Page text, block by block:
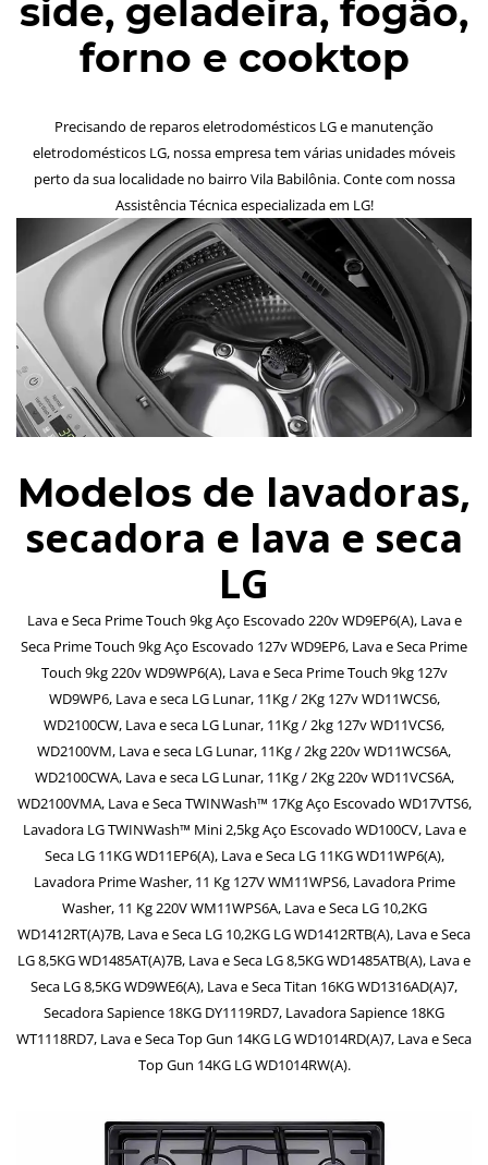
side, geladeira, fogão,
forno e cooktop
Precisando de reparos eletrodomésticos LG e manutenção
eletrodomésticos LG, nossa empresa tem várias unidades móveis
perto da sua localidade no bairro Vila Babilônia. Conte com nossa
Assistência Técnica especializada em LG!
Modelos de lavadoras,
secadora e lava e seca
LG
Lava e Seca Prime Touch 9kg Aço Escovado 220v WD9EP6(A), Lava e
Seca Prime Touch 9kg Aço Escovado 127v WD9EP6, Lava e Seca Prime
Touch 9kg 220v WD9WP6(A), Lava e Seca Prime Touch 9kg 127v
WD9WP6, Lava e seca LG Lunar, 11Kg / 2Kg 127v WD11WCS6,
WD2100CW, Lava e seca LG Lunar, 11Kg / 2kg 127v WD11VCS6,
WD2100VM, Lava e seca LG Lunar, 11Kg / 2kg 220v WD11WCS6A,
WD2100CWA, Lava e seca LG Lunar, 11Kg / 2Kg 220v WD11VCS6A,
WD2100VMA, Lava e Seca TWINWash™ 17Kg Aço Escovado WD17VTS6,
Lavadora LG TWINWash™ Mini 2,5kg Aço Escovado WD100CV, Lava e
Seca LG 11KG WD11EP6(A), Lava e Seca LG 11KG WD11WP6(A),
Lavadora Prime Washer, 11 Kg 127V WM11WPS6, Lavadora Prime
Washer, 11 Kg 220V WM11WPS6A, Lava e Seca LG 10,2KG
WD1412RT(A)7B, Lava e Seca LG 10,2KG LG WD1412RTB(A), Lava e Seca
LG 8,5KG WD1485AT(A)7B, Lava e Seca LG 8,5KG WD1485ATB(A), Lava e
Seca LG 8,5KG WD9WE6(A), Lava e Seca Titan 16KG WD1316AD(A)7,
Secadora Sapience 18KG DY1119RD7, Lavadora Sapience 18KG
WT1118RD7, Lava e Seca Top Gun 14KG LG WD1014RD(A)7, Lava e Seca
Top Gun 14KG LG WD1014RW(A).